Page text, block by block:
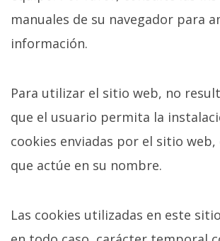
manuales de su navegador para
información.
Para utilizar el sitio web, no
que el usuario permita la
cookies enviadas por el sitio
que actúe en su nombre.
Las cookies utilizadas en este